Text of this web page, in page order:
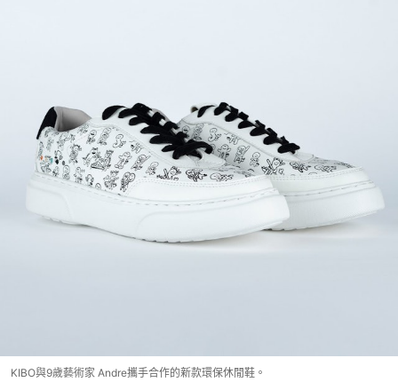
KIBO與9歲藝術家 Andre攜手合作的新款環保休閒鞋。